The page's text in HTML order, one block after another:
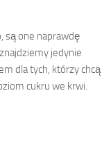
są one naprawdę
jedynie
dla tych, którzy chcą
cukru we krwi.